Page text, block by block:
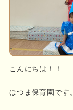
こんにちは！！
ほつま保育園です。